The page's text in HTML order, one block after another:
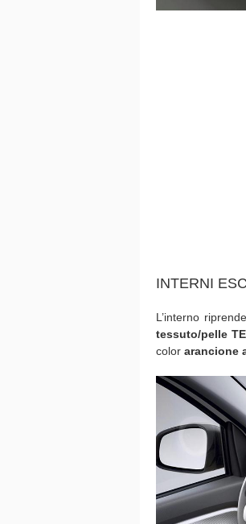
INTERNI
L’interno
tessuto/pelle
color arancione